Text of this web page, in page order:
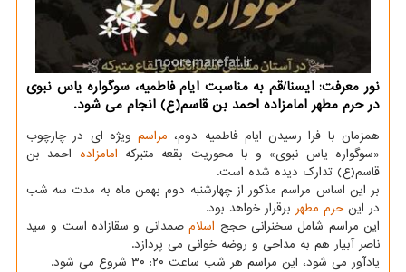
نور معرفت: ایسنا/قم به مناسبت ایام فاطمیه، سوگواره یاس نبوی
در حرم مطهر امامزاده احمد بن قاسم(ع) انجام می شود.
همزمان با فرا رسیدن ایام فاطمیه دوم، مراسمویژه ای در چارچوب
«سوگواره یاس نبوی» و با محوریت بقعه متبركه امامزاده احمد بن
قاسم(ع) تدارك دیده شده است.
بر این اساس مراسم مذكور از چهارشنبه دوم بهمن ماه به مدت سه شب
در این حرم مطهر برقرار خواهد بود.
این مراسم شامل سخنرانی حجج اسلامصمدانی و سقازاده است و سید
ناصر آبیار هم به مداحی و روضه خوانی می پردازد.
یادآور می شود، این مراسم هر شب ساعت ۲۰: ۳۰ شروع می شود.